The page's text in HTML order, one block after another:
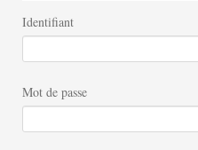
Identifiant
Mot de passe